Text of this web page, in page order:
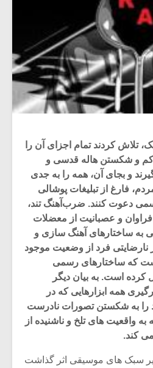
تلاش کردند تمام اجزای آن را
و شکستن هاله قدسی و
و بجای آن، همه را به جدی
فارغ از تبلیغات پوشالی
دعوت کنند. ضرب‌آهنگ تند،
و عصبانیت از معضلات
به ساختارهای آهنگ سازی و
نارضایتی فرد از وضعیت موجود
که ساختارهای رسمی
کرده است. به بیان دیگر
همه ابزارهایی که در
را به شکستن تصورات نادرست
واقعیت ‌های تلخ و ناشنیده از
کند.
سبک ‌های موسیقی اثر گذاشت